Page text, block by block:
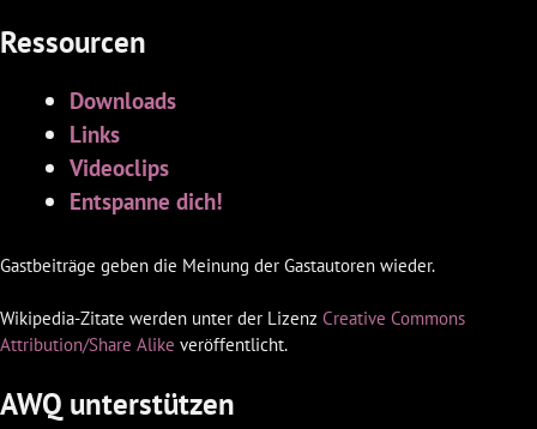
Ressourcen
Downloads
Links
Videoclips
Entspanne dich!
Gastbeiträge geben die Meinung der Gastautoren wieder.
Wikipedia-Zitate werden unter der Lizenz Creative Commons
Attribution/Share Alike veröffentlicht.
AWQ unterstützen